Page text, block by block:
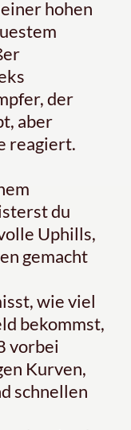
hohen
der
aber
reagiert.
du
Uphills,
gemacht
wie viel
bekommst,
vorbei
Kurven,
schnellen